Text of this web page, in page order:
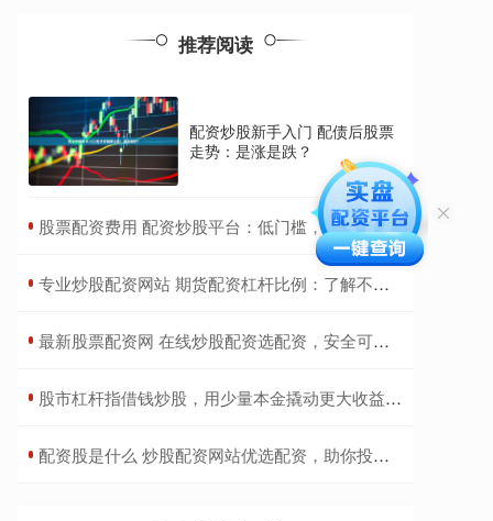
推荐阅读
配资炒股新手入门 配债后股票
走势：是涨是跌？
​股票配资费用 配资炒股平台：低门槛，高收益，轻松致富
​专业炒股配资网站 期货配资杠杆比例：了解不同配资比例的风险与收益
​最新股票配资网 在线炒股配资选配资，安全可靠，轻松赚钱
​股市杠杆指借钱炒股，用少量本金撬动更大收益，但风险也成倍放大。
​配资股是什么 炒股配资网站优选配资，助你投资更轻松